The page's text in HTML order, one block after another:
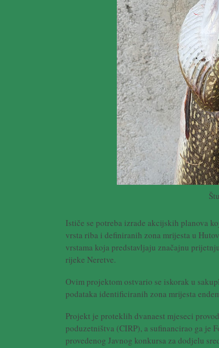
Ističe se potreba izrade akcijskih planova
vrsta riba i definiranih zona mrijesta u
vrstama koja predstavljaju značajnu
rijeke Neretve.
Ovim projektom ostvario se iskorak u
podataka identificiranih zona mrijesta
Projekt je proteklih dvanaest mjeseci
poduzetništva (CIRP), a sufinancirao ga je
provedenog Javnog konkursa za dodjelu